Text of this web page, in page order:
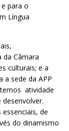
para o
Língua
da Câmara
culturais; e a
a sede da APP
atividade
de
do dinamismo